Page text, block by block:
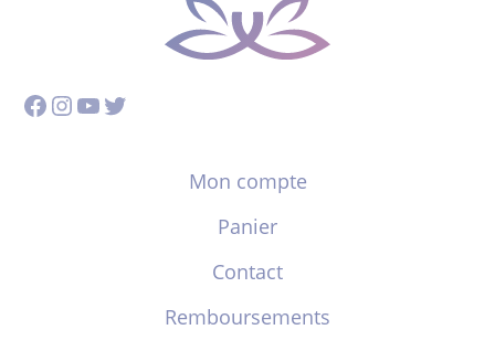
Facebook
Instagram
YouTube
Twitter
Mon compte
Panier
Contact
Remboursements